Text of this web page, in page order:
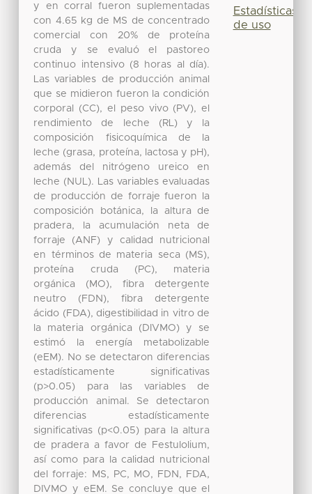
y en corral fueron suplementadas
con 4.65 kg de MS de concentrado
comercial con 20% de proteína
cruda y se evaluó el pastoreo
continuo intensivo (8 horas al día).
Las variables de producción animal
que se midieron fueron la condición
corporal (CC), el peso vivo (PV), el
rendimiento de leche (RL) y la
composición fisicoquímica de la
leche (grasa, proteína, lactosa y pH),
además del nitrógeno ureico en
leche (NUL). Las variables evaluadas
de producción de forraje fueron la
composición botánica, la altura de
pradera, la acumulación neta de
forraje (ANF) y calidad nutricional
en términos de materia seca (MS),
proteína cruda (PC), materia
orgánica (MO), fibra detergente
neutro (FDN), fibra detergente
ácido (FDA), digestibilidad in vitro de
la materia orgánica (DIVMO) y se
estimó la energía metabolizable
(eEM). No se detectaron diferencias
estadísticamente significativas
(p>0.05) para las variables de
producción animal. Se detectaron
diferencias estadísticamente
significativas (p<0.05) para la altura
de pradera a favor de Festulolium,
así como para la calidad nutricional
del forraje: MS, PC, MO, FDN, FDA,
DIVMO y eEM. Se concluye que el
Estadísticas
de uso